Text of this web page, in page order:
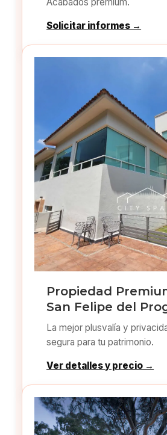
Solicitar informes →
Propiedad
San Felipe del
La mejor plusvalía y
segura para tu patrimonio.
Ver detalles y precio →